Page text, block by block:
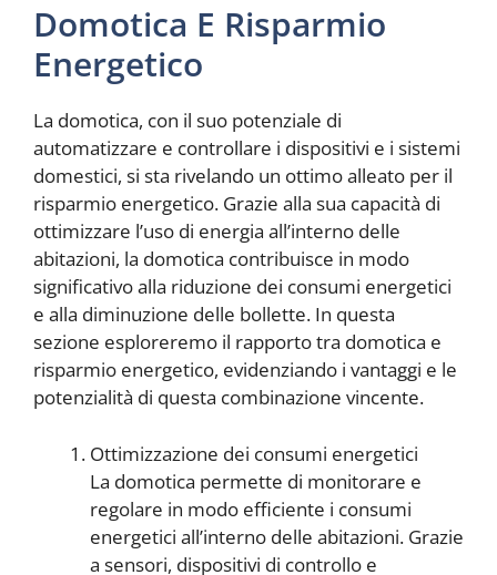
Domotica E Risparmio
Energetico
La domotica, con il suo potenziale di
automatizzare e controllare i dispositivi e i sistemi
domestici, si sta rivelando un ottimo alleato per il
risparmio energetico. Grazie alla sua capacità di
ottimizzare l’uso di energia all’interno delle
abitazioni, la domotica contribuisce in modo
significativo alla riduzione dei consumi energetici
e alla diminuzione delle bollette. In questa
sezione esploreremo il rapporto tra domotica e
risparmio energetico, evidenziando i vantaggi e le
potenzialità di questa combinazione vincente.
Ottimizzazione dei consumi energetici
La domotica permette di monitorare e
regolare in modo efficiente i consumi
energetici all’interno delle abitazioni. Grazie
a sensori, dispositivi di controllo e